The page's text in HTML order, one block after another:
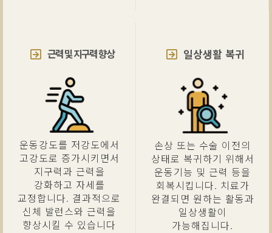
근력 및 지구력 향상
운동강도를 저강도에서
고강도로 증가시키면서
지구력과 근력을
강화하고 자세를
교정합니다. 결과적으로
신체 발런스와 근력을
향상시킬 수 있습니다
일상생활 복귀
손상 또는 수술 이전의
상태로 복귀하기 위해서
운동기능 및 근력 등을
회복시킵니다. 치료가
완결되면 원하는 활동과
일상생활이
가능해집니다.